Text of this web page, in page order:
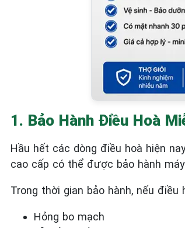
1. Bảo Hành Điều Hoà
Hầu hết các dòng điều hoà hiện
cao cấp có thể được bảo hành
Trong thời gian bảo hành, nếu
Hỏng bo mạch